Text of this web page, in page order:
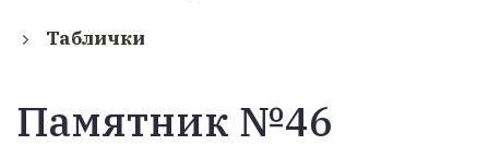
Таблички
Памятник №46